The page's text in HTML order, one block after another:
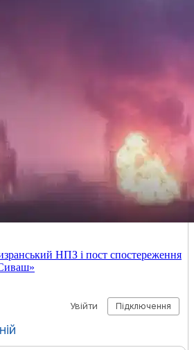
НПЗ і пост спостереження